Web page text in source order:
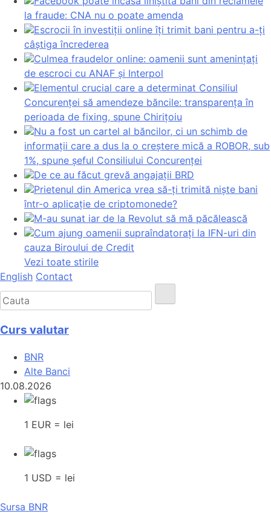
la fraude: CNA nu o poate amenda
Escrocii în investiții online îți trimit bani pentru a-ți
câștiga încrederea
Culmea fraudelor online: oamenii sunt amenințați
de escroci cu ANAF și Interpol
Elementul crucial care a determinat Consiliul
Concurenței să amendeze băncile: transparența în
perioada de fixing, spune Chirițoiu
Nu a fost un cartel al băncilor, ci un schimb de
informații care a dus la o creștere mică a ROBOR, sub
1%, spune șeful Consiliului Concurenței
De ce au făcut grevă angajații BRD
Prietenul din America vrea să-ți trimită niște bani
într-o aplicație de criptomonede?
M-au sunat iar de la Revolut să mă păcălească
Cum ajung oamenii supraîndatorați la IFN-uri din
cauza Biroului de Credit
Vezi toate stirile
English Contact
Curs valutar
BNR
Alte Banci
10.08.2026
1 EUR = lei
1 USD = lei
Sursa BNR